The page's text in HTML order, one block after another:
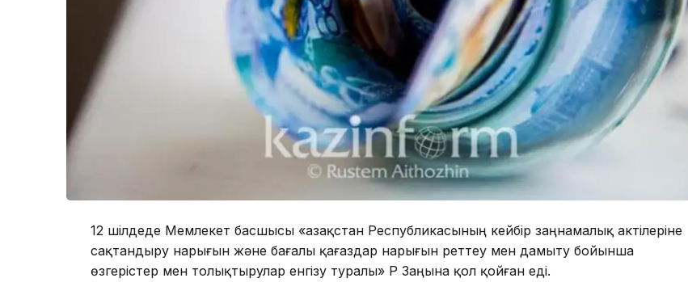
12 шілдеде Мемлекет басшысы «Қазақстан Республикасының кейбір заңнамалық актілеріне
сақтандыру нарығын және бағалы қағаздар нарығын реттеу мен дамыту бойынша
өзгерістер мен толықтырулар енгізу туралы» ҚР Заңына қол қойған еді.